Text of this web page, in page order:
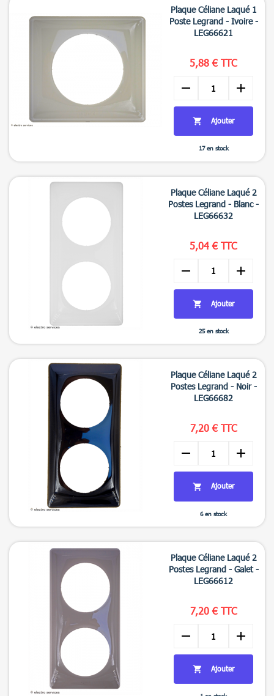

Plaque Céliane Laqué 1
Poste Legrand - Ivoire -
LEG66621
5,88 € TTC
remove add
 Ajouter
17 en stock

Plaque Céliane Laqué 2
Postes Legrand - Blanc -
LEG66632
5,04 € TTC
remove add
 Ajouter
25 en stock

Plaque Céliane Laqué 2
Postes Legrand - Noir -
LEG66682
7,20 € TTC
remove add
 Ajouter
6 en stock
Plaque Céliane Laqué 2
Postes Legrand - Galet -
LEG66612
7,20 € TTC
remove add
 Ajouter